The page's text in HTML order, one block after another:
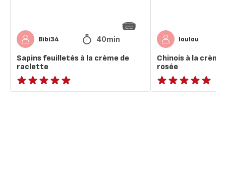
Bibi34 40min
Sapins feuilletés à la crème de
raclette
ratings.NaN
loulou
Chinois à la
rosée
ratings.NaN